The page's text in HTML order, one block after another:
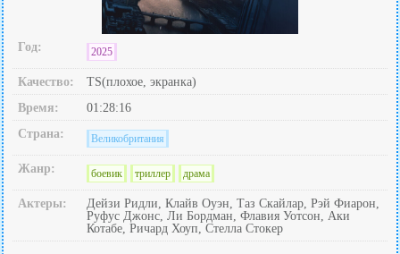
Год: 2025
Качество:
TS(плохое, экранка)
Время:
01:28:16
Страна:
Великобритания
Жанр: боевик триллер драма
Актеры:
Дейзи Ридли, Клайв Оуэн, Таз Скайлар, Рэй Фиарон,
Руфус Джонс, Ли Бордман, Флавия Уотсон, Аки
Котабе, Ричард Хоуп, Стелла Стокер